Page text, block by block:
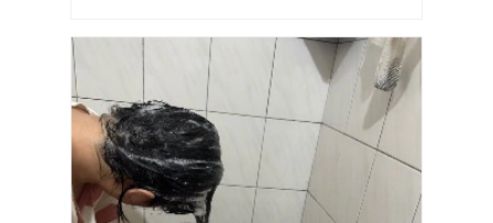
#飛柔 #植粹控油淨澈洗髮露 #飛柔洗髮露 #美周報 #
美周閨蜜活動 #試用大隊 #試用好評價認證 #實測鑑
定 #美妝試用評價 #PERT飛柔
@pert_tw @ibeautyreport.tw
的！
它的質地非常容易起泡，輕輕搓揉就能搓出細緻豐
富的泡泡，而且好沖洗不殘留。 洗頭時能感受到頭
皮被深度清潔，洗髮時能感受到清爽舒服的感受，
加上洗髮時有清新微甜的石榴味以及茶樹微清涼
感，自然療癒的植粹香味，讓洗完頭心情瞬間大好
～✨
吹乾頭髮後，最明顯的感受就是頭髮柔順好整理，
髮根整個蓬鬆起來！頭皮能維持持久清爽，但髮絲